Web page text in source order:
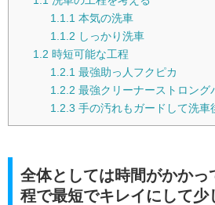
1.1.1本気の洗車
1.1.2 しっかり洗車
1.2 時短可能な工程
1.2.1最強助っ人フクピカ
1.2.2 最強クリーナーストロング
1.2.3 手の汚れもガードして洗車
全体としては時間がかかっ
程で最短でキレイにして少